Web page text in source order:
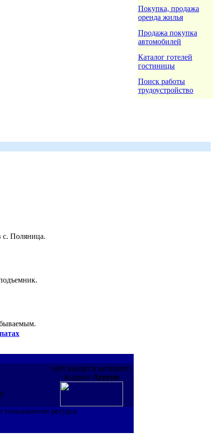
Покупка, продажа
оренда жилья
Продажа покупка
автомобилей
Каталог готелей
гостиницы
Поиск работы
трудоустройство
с. Поляница.
сайт входит в интернет-
холдинг Агрупп
ресурса.